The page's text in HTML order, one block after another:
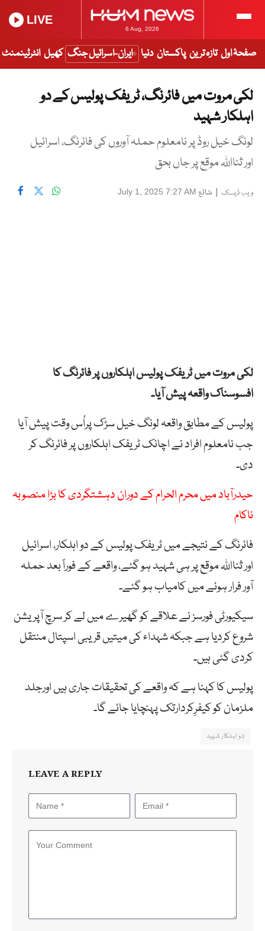
6 Aug, 2026
LIVE
صفحۂ اول تازہ ترین پاکستان دنیا ایران-اسرائیل جنگ کھیل انٹرٹینمنٹ
لکی مروت میں فائرنگ، ٹریفک پولیس کے دو
اہلکار شہید
لونگ خیل روڈ پر نامعلوم حملہ آوروں کی فائرنگ، اسرائیل
اور ثنااللہ موقع پر جاں بحق
ویب ڈیسک | شائع July 1, 2025 7:27 AM
لکی مروت میں ٹریفک پولیس اہلکاروں پر فائرنگ کا
افسوسناک واقعہ پیش آیا۔
پولیس کے مطابق واقعہ لونگ خیل سڑک پراُس وقت پیش آیا
جب نامعلوم افراد نے اچانک ٹریفک اہلکاروں پر فائرنگ کر
دی۔
حیدرآباد میں محرم الحرام کے دوران دہشتگردی کا بڑا منصوبہ
ناکام
فائرنگ کے نتیجے میں ٹریفک پولیس کے دو اہلکار، اسرائیل
اور ثنااللہ موقع پر ہی شہید ہو گئے، واقعے کے فوراً بعد حملہ
آور فرار ہونے میں کامیاب ہو گئے۔
سیکیورٹی فورسز نے علاقے کو گھیرے میں لے کر سرچ آپریشن
شروع کردیا ہے جبکہ شہداء کی میتیں قریبی اسپتال منتقل
کردی گئی ہیں۔
پولیس کا کہنا ہے کہ واقعے کی تحقیقات جاری ہیں اورجلد
ملزمان کو کیفرِکردارتک پہنچایا جائے گا۔
دو اہلکار شہید
LEAVE A REPLY